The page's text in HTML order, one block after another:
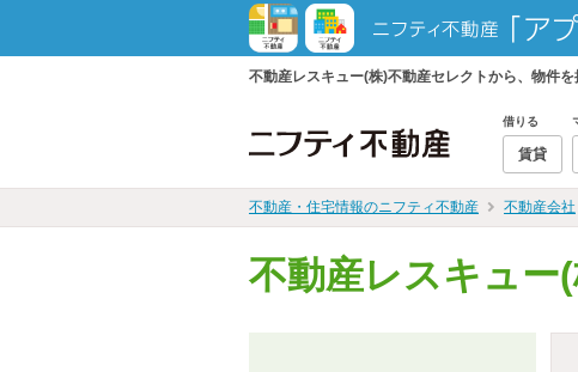
不動産レスキュー(株)不動産セレクトから、物件
借りる
賃貸
不動産・住宅情報のニフティ不動産 不動産会社
不動産レスキュー